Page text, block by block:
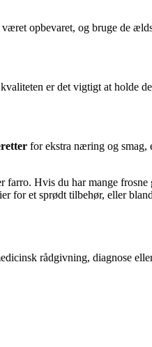
opbevaret, og bruge de
er det vigtigt at holde
for ekstra næring og smag,
farro. Hvis du har mange
for et sprødt tilbehør, eller
rådgivning, diagnose